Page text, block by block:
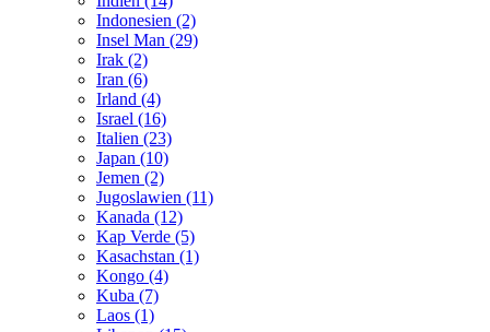
Indonesien (2)
Insel Man (29)
Irak (2)
Iran (6)
Irland (4)
Israel (16)
Italien (23)
Japan (10)
Jemen (2)
Jugoslawien (11)
Kanada (12)
Kap Verde (5)
Kasachstan (1)
Kongo (4)
Kuba (7)
Laos (1)